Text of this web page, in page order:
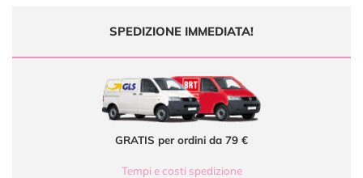
SPEDIZIONE IMMEDIATA!
GRATIS per ordini da 79 €
Tempi e costi spedizione